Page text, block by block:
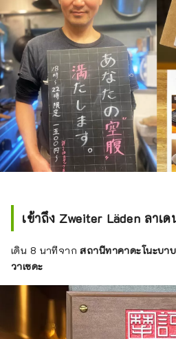
เข้าถึง Zweiter Läden ลาเด
เดิน 8 นาทีจากสถานีทาคาดะโนะบา
วาเซดะ